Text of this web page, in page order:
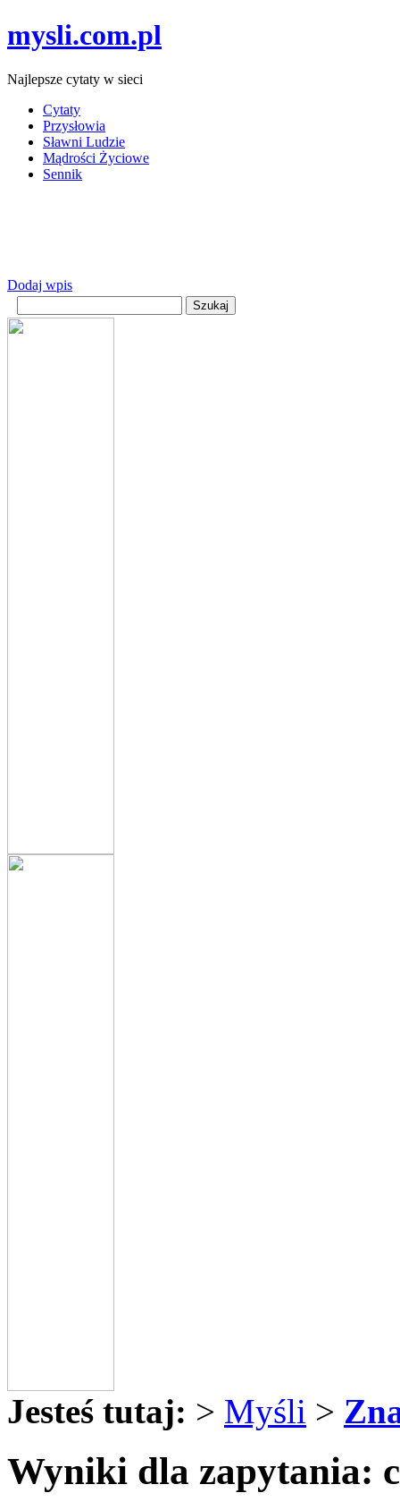
mysli.com.pl
Najlepsze cytaty w sieci
Cytaty
Przysłowia
Sławni Ludzie
Mądrości Życiowe
Sennik
Dodaj wpis
Jesteś tutaj: > Myśli >
Wyniki dla zapytania: